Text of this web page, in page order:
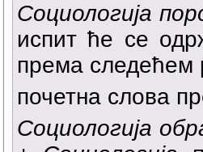
Социологија
испит ће се
према следећем
почетна слова
Социологија